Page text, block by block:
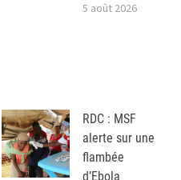
5 août 2026
RDC : MSF
alerte sur une
flambée
d’Ebola